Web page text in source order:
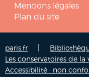
Mentions légales
Plan du site
paris.fr
Les conservatoires de la
Accessibilité : non